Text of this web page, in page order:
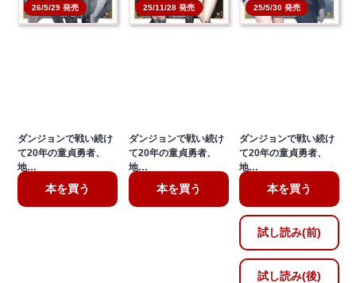
26/5/29 発売
ダンジョンで戦い続け
て20年の童貞勇者、
地…
本を買う
25/11/28 発売
ダンジョンで戦い続け
て20年の童貞勇者、
地…
本を買う
25/5/30 発売
ダンジョンで戦い続け
て20年の童貞勇者、
地…
本を買う
試し読み(前)
試し読み(後)